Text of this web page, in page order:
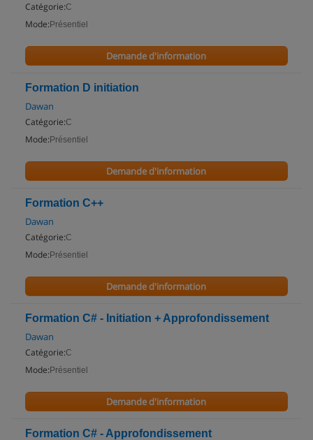
Catégorie:C
Mode: Présentiel
Demande d'information
Formation D initiation
Dawan
Catégorie:C
Mode: Présentiel
Demande d'information
Formation C++
Dawan
Catégorie:C
Mode: Présentiel
Demande d'information
Formation C# - Initiation + Approfondissement
Dawan
Catégorie:C
Mode: Présentiel
Demande d'information
Formation C# - Approfondissement